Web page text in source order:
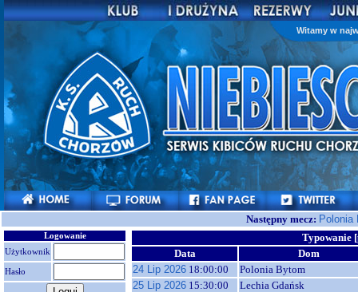
Witamy w
Następny mecz:
Logowanie
Użytkownik
Hasło
Typowanie
Data
Dom
24 Lip 2026 18:00:00
Polonia Bytom
25 Lip 2026 15:30:00
Lechia Gdańsk